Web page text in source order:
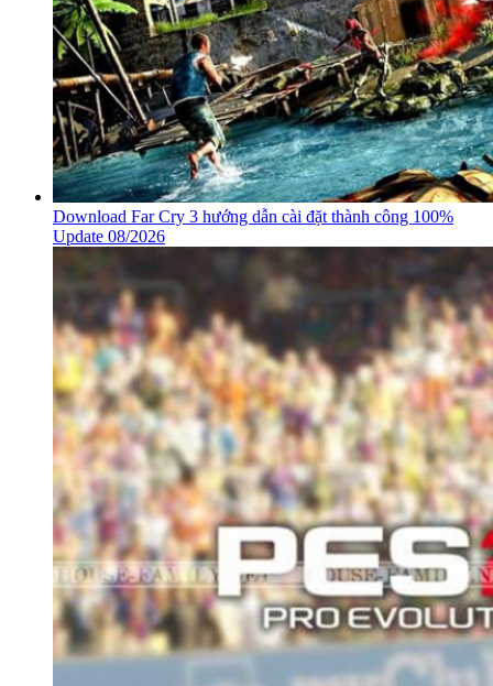
Download Far Cry 3 hướng dẫn cài đặt thành công 100%
Update 08/2026